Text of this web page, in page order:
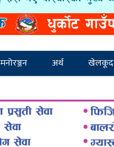
मनोरञ्जन अर्थ खेलकूद